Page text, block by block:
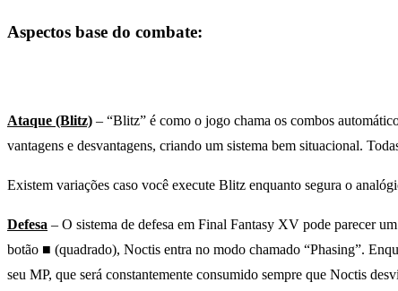
Aspectos base do combate:
Ataque (Blitz) – “Blitz” é como o jogo chama os combos
vantagens e desvantagens, criando um sistema bem situacional.
Existem variações caso você execute Blitz enquanto segura o
Defesa – O sistema de defesa em Final Fantasy XV pode parecer
botão ■ (quadrado), Noctis entra no modo chamado “Phasing”.
seu MP, que será constantemente consumido sempre que Noctis